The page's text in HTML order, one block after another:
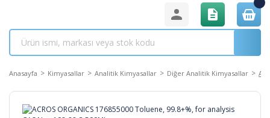
Anasayfa Kimyasallar Analitik Kimyasallar Diğer Analitik Kimyasallar